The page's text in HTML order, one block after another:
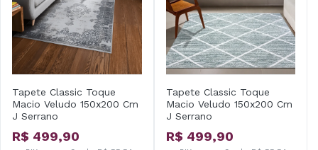
Tapete Classic Toque
Macio Veludo 150x200 Cm
J Serrano
R$ 499,90
Tapete Classic Toque
Macio Veludo 150x200 Cm
J Serrano
R$ 499,90